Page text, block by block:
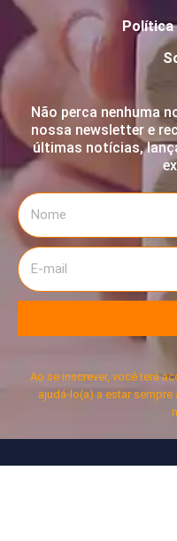
Política
Não perca nenhuma
nossa newsletter e
últimas notícias,
Ao se inscrever, você terá
ajudá-lo(a) a estar